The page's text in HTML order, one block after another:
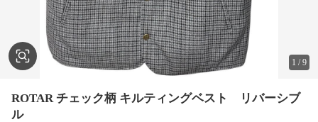
1 /9
ROTAR チェック柄 キルティングベスト リバーシブ
ル